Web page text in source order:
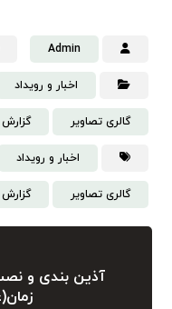
Admin
اخبار و رویداد
گالری تصاویر
اخبار و رویداد
گالری تصاویر
آذین بندی و